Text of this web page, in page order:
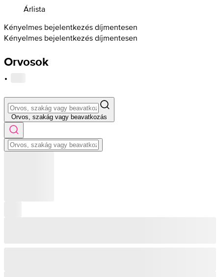
Árlista
Kényelmes bejelentkezés díjmentesen
Kényelmes bejelentkezés díjmentesen
Orvosok
·
Orvos, szakág vagy beavatkozás